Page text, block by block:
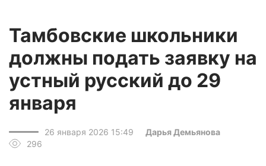
Тамбовские школьники
должны подать заявку на
устный русский до 29
января
26 января 2026 15:49
Дарья Демьянова
296